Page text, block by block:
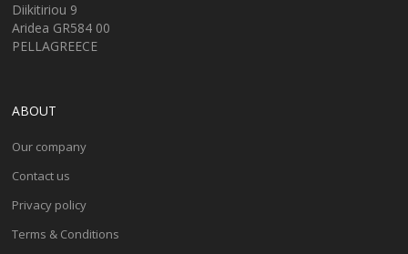
Diikitiriou 9
Aridea GR584 00
PELLAGREECE
ABOUT
Our company
Contact us
Privacy policy
Terms & Conditions